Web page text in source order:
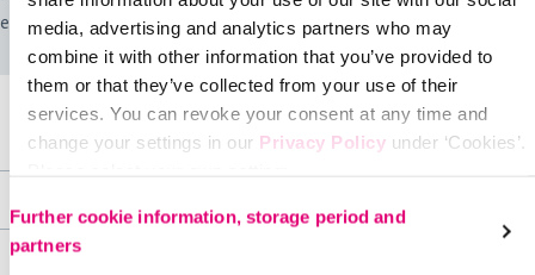
media, advertising and analytics partners who may
combine it with other information that you’ve provided to
them or that they’ve collected from your use of their
services. You can revoke your consent at any time and
change your settings in our Privacy Policy under ‘Cookies’.
Further cookie information, storage period and
partners
einzusetzen und nur für den Gebrauch bei intakter Haut bestimmt.
Produktvorteile & Ausstattungsmerkmale
Produktvorteile
Leichte Schalenbauweise und integriertes Luftsystem
Material &